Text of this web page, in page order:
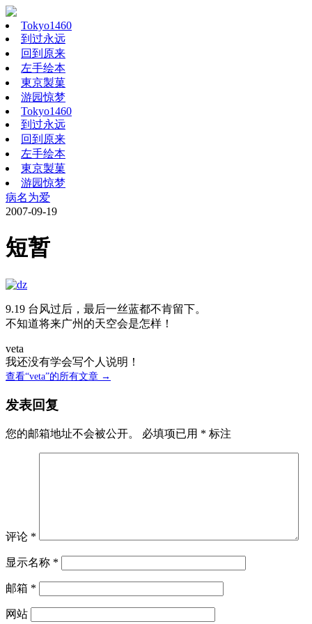
Tokyo1460
到过永远
回到原来
左手绘本
東京製菓
游园惊梦
Tokyo1460
到过永远
回到原来
左手绘本
東京製菓
游园惊梦
病名为爱
2007-09-19
短暂
9.19 台风过后，最后一丝蓝都不肯留下。
不知道将来广州的天空会是怎样！
veta
我还没有学会写个人说明！
查看“veta”的所有文章 →
发表回复
您的邮箱地址不会被公开。 必填项已用 * 标注
评论 *
显示名称 *
邮箱 *
网站